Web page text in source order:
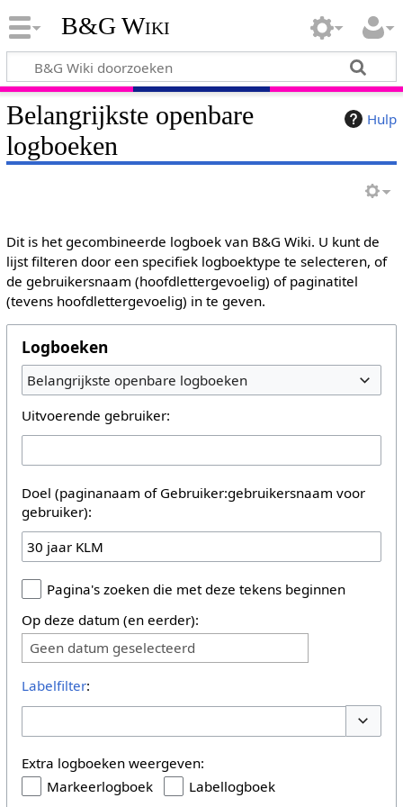
B&G Wiki
Hulp
Belangrijkste openbare
logboeken
Dit is het gecombineerde logboek van B&G Wiki. U kunt de
lijst filteren door een specifiek logboektype te selecteren, of
de gebruikersnaam (hoofdlettergevoelig) of paginatitel
(tevens hoofdlettergevoelig) in te geven.
Logboeken
Belangrijkste openbare logboeken
Uitvoerende gebruiker:
Doel (paginanaam of Gebruiker:gebruikersnaam voor
gebruiker):
Pagina's zoeken die met deze tekens beginnen
Op deze datum (en eerder):
Geen datum geselecteerd
Labelfilter:
Extra logboeken weergeven:
Markeerlogboek
Labellogboek